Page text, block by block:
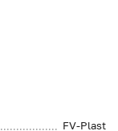
FV-Plast